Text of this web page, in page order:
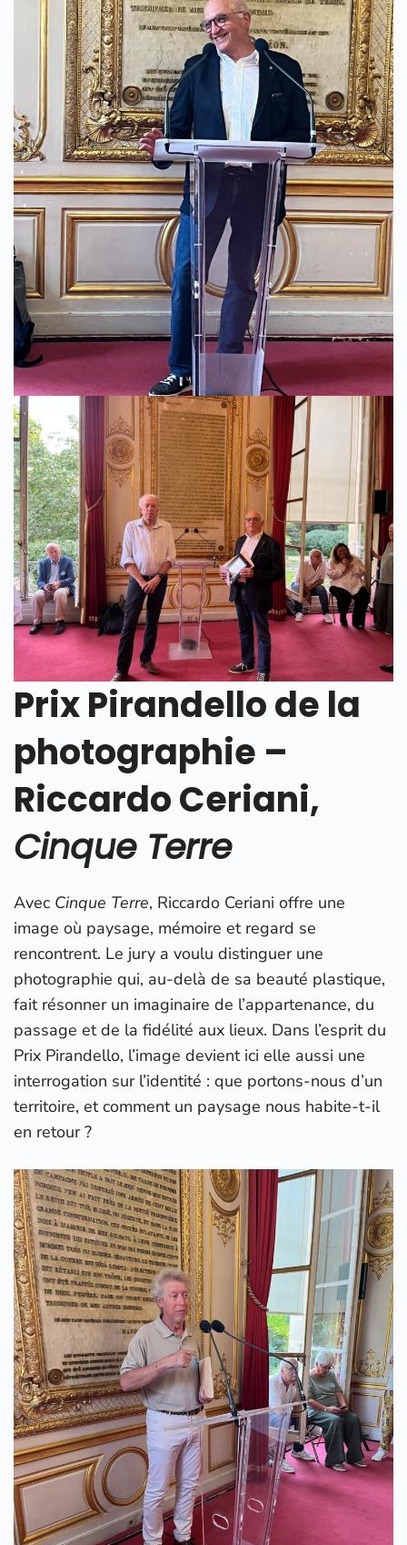
Prix Pirandello de la
photographie –
Riccardo Ceriani,
Cinque Terre
Avec Cinque Terre, Riccardo Ceriani offre une
image où paysage, mémoire et regard se
rencontrent. Le jury a voulu distinguer une
photographie qui, au-delà de sa beauté plastique,
fait résonner un imaginaire de l’appartenance, du
passage et de la fidélité aux lieux. Dans l’esprit du
Prix Pirandello, l’image devient ici elle aussi une
interrogation sur l’identité : que portons-nous d’un
territoire, et comment un paysage nous habite-t-il
en retour ?